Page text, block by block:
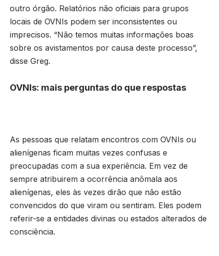
outro órgão. Relatórios não oficiais para grupos
locais de OVNIs podem ser inconsistentes ou
imprecisos. “Não temos muitas informações boas
sobre os avistamentos por causa deste processo”,
disse Greg.
OVNIs: mais perguntas do que respostas
As pessoas que relatam encontros com OVNIs ou
alienígenas ficam muitas vezes confusas e
preocupadas com a sua experiência. Em vez de
sempre atribuirem a ocorrência anômala aos
alienígenas, eles às vezes dirão que não estão
convencidos do que viram ou sentiram. Eles podem
referir-se a entidades divinas ou estados alterados de
consciência.